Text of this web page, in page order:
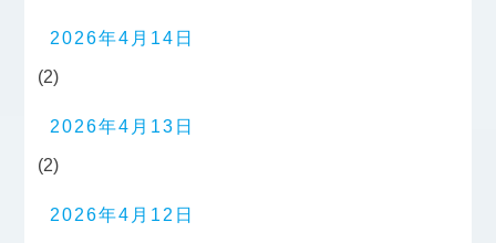
2026年4月14日
(2)
2026年4月13日
(2)
2026年4月12日